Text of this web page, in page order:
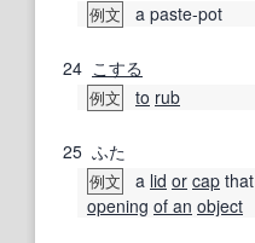
例文 a paste-pot
24 こする
例文 to rub
25 ふた
例文 a lid or cap that
opening of an object